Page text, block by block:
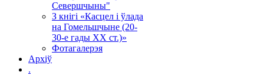
Севершчыны"
З кнігі «Касцел і ўлада
на Гомельшчыне (20-
30-е гады ХХ ст.)»
Фотагалерэя
Архіў
.